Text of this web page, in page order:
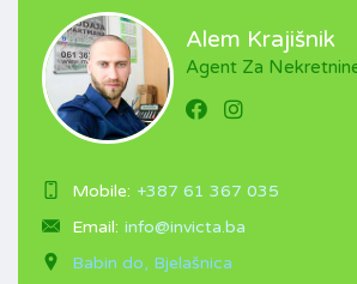
Alem Krajišnik
Agent Za
Mobile: +387 61 367 035
Email: info@invicta.ba
Babin do, Bjelašnica